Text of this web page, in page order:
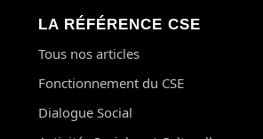
LA RÉFÉRENCE CSE
Tous nos articles
Fonctionnement du CSE
Dialogue Social